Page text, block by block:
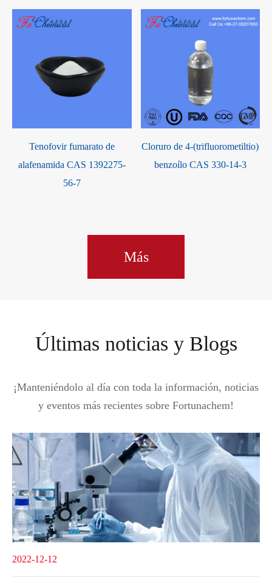
Tenofovir fumarato de
alafenamida CAS 1392275-
56-7
Cloruro de 4-(trifluorometiltio)
benzoílo CAS 330-14-3
Más
Últimas noticias y Blogs
¡Manteniéndolo al día con toda la información, noticias
y eventos más recientes sobre Fortunachem!
2022-12-12